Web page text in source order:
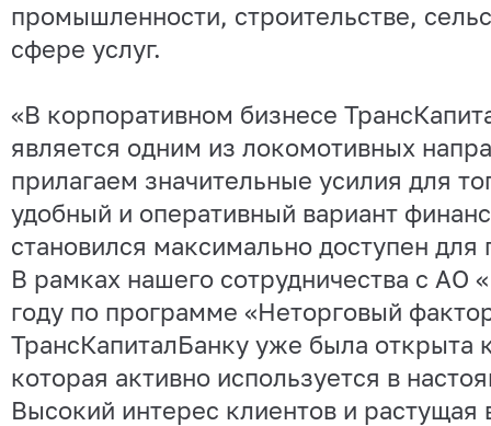
промышленности, строительстве,
сфере услуг.
«В корпоративном бизнесе
является одним из локомотивных
прилагаем значительные усилия для
удобный и оперативный вариант
становился максимально доступен
В рамках нашего сотрудничества с АО
году по программе «Неторговый
ТрансКапиталБанку уже была открыта
которая активно используется в
Высокий интерес клиентов и растущая